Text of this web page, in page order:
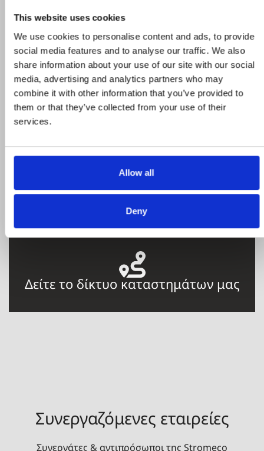
This website uses cookies
We use cookies to personalise content and ads, to provide
social media features and to analyse our traffic. We also
share information about your use of our site with our social
media, advertising and analytics partners who may
combine it with other information that you’ve provided to
them or that they’ve collected from your use of their
services.
Allow all
Deny
Προϊόντα σε προσφορά
Δείτε ολα τα προϊόντα μας που εχουν
προσφορά και επωφεληθείτε για τις αγορές
σας
STROMECO
Η εταιρεία, καταστήματα, μεταφορικός
Δείτε το δίκτυο καταστημάτων μας
Συνεργαζόμενες εταιρείες
Συνεργάτες & αντιπρόσωποι της Stromeco